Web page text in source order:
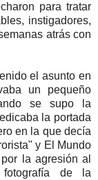
para tratar
instigadores,
atrás con
el asunto en
un pequeño
se supo la
la portada
en la que decía
y El Mundo
la agresión al
de la